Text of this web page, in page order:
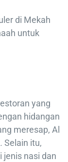
di Mekah
untuk
yang
hidangan
meresap, Al
Selain itu,
jenis nasi dan